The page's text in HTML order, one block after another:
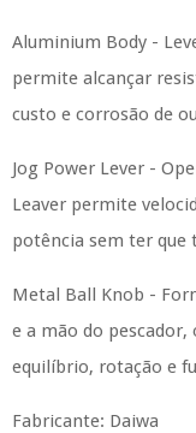
Aluminium Body -
permite alcançar
custo e corrosão de
Jog Power Lever -
Leaver permite
potência sem ter que
Metal Ball Knob -
e a mão do
equilíbrio, rotação e
Fabricante: Daiwa